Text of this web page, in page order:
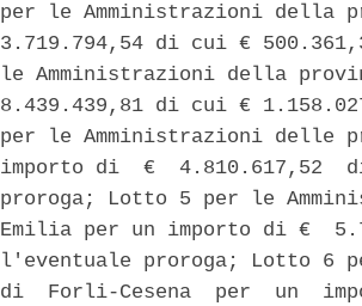
per le Amministrazioni della
3.719.794,54 di cui €
le Amministrazioni della
8.439.439,81 di cui €
per le Amministrazioni delle
importo di  €  4.810.617,52
proroga; Lotto 5 per le
Emilia per un importo di €
l'eventuale proroga; Lotto 6
di  Forli-Cesena  per  un